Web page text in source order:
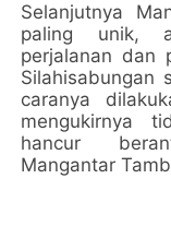
Selanjutnya
paling unik,
perjalanan dan
Silahisabungan
caranya
mengukirnya
hancur
Mangantar